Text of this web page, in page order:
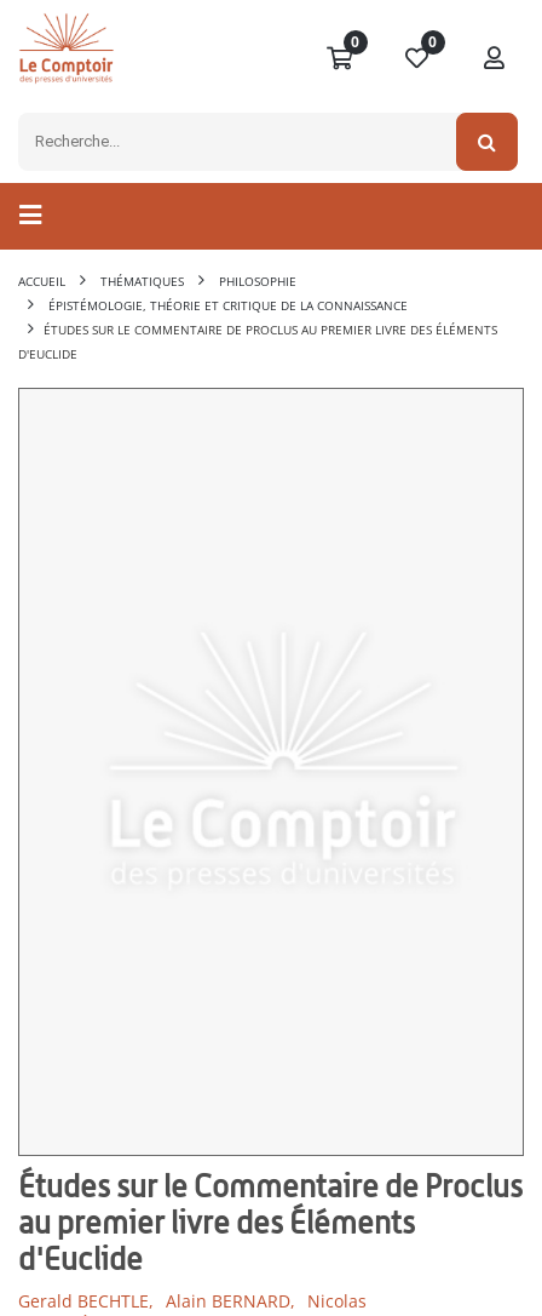
0 0
ACCUEIL THÉMATIQUES
PHILOSOPHIE
ÉPISTÉMOLOGIE, THÉORIE ET CRITIQUE DE LA CONNAISSANCE
ÉTUDES SUR LE COMMENTAIRE DE PROCLUS AU PREMIER LIVRE DES ÉLÉMENTS
D'EUCLIDE
Études sur le Commentaire de Proclus
au premier livre des Éléments
d'Euclide
Gerald BECHTLE, Alain BERNARD,
Nicolas